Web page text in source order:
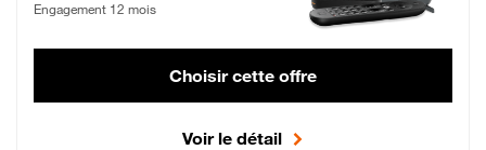
Engagement 12 mois
Choisir cette offre
Voir le détail